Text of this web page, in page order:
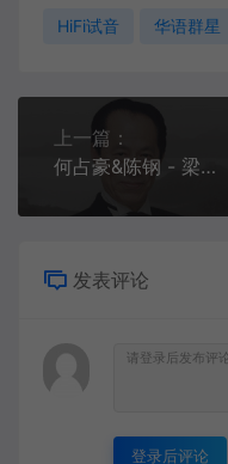
HiFi试音 华语群星
上一篇：
何占豪&陈钢 - 梁祝(慢四版)[MP3-128K][4.41M]
发表评论
登录后评论